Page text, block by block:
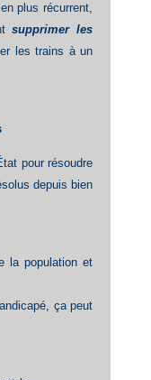
plus récurrent,
supprimer les
les trains à un
pour résoudre
depuis bien
la population et
ça peut